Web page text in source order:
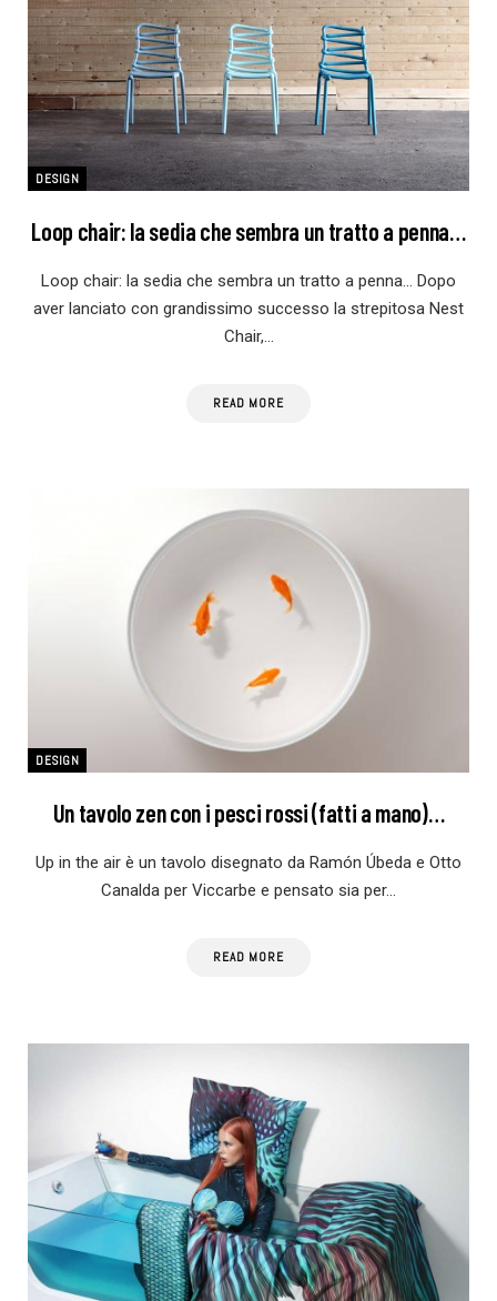
DESIGN
Loop chair: la sedia che sembra un tratto a penna…
Loop chair: la sedia che sembra un tratto a penna… Dopo
aver lanciato con grandissimo successo la strepitosa Nest
Chair,…
READ MORE
DESIGN
Un tavolo zen con i pesci rossi (fatti a mano)…
Up in the air è un tavolo disegnato da Ramón Úbeda e Otto
Canalda per Viccarbe e pensato sia per…
READ MORE